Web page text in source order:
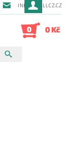
INFO@QUILLCZ.CZ
0 0 Kč